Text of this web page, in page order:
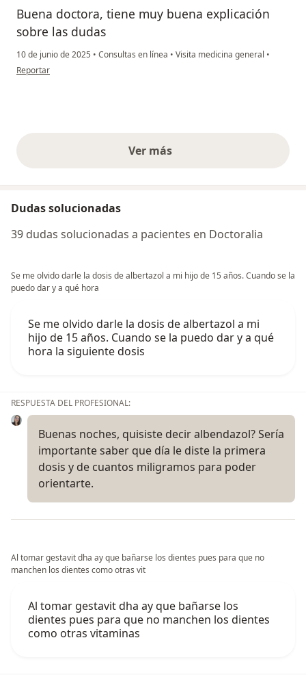
Buena doctora, tiene muy buena explicación
sobre las dudas
10 de junio de 2025 • Consultas en línea • Visita medicina general •
en opinión del usuario Lina
Reportar
Ver másopiniones anteriores
Dudas solucionadas
39 dudas solucionadas a pacientes en Doctoralia
Se me olvido darle la dosis de albertazol a mi hijo de 15 años. Cuando se la
puedo dar y a qué hora
Se me olvido darle la dosis de albertazol a mi
hijo de 15 años. Cuando se la puedo dar y a qué
hora la siguiente dosis
RESPUESTA DEL PROFESIONAL:
Buenas noches, quisiste decir albendazol? Sería
importante saber que día le diste la primera
dosis y de cuantos miligramos para poder
orientarte.
Al tomar gestavit dha ay que bañarse los dientes pues para que no
manchen los dientes como otras vit
Al tomar gestavit dha ay que bañarse los
dientes pues para que no manchen los dientes
como otras vitaminas